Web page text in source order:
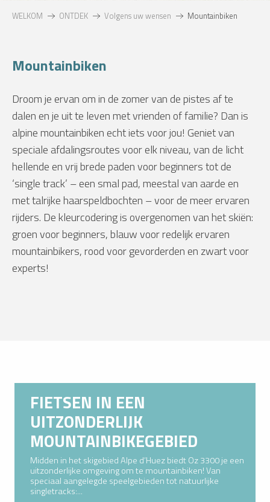
WELKOM ONTDEK Volgens uw wensen Mountainbiken
Mountainbiken
Droom je ervan om in de zomer van de pistes af te
dalen en je uit te leven met vrienden of familie? Dan is
alpine mountainbiken echt iets voor jou! Geniet van
speciale afdalingsroutes voor elk niveau, van de licht
hellende en vrij brede paden voor beginners tot de
‘single track’ – een smal pad, meestal van aarde en
met talrijke haarspeldbochten – voor de meer ervaren
rijders. De kleurcodering is overgenomen van het skiën:
groen voor beginners, blauw voor redelijk ervaren
mountainbikers, rood voor gevorderden en zwart voor
experts!
FIETSEN IN EEN
UITZONDERLIJK
MOUNTAINBIKEGEBIED
Midden in het skigebied Alpe d’Huez biedt Oz 3300 je een
uitzonderlijke omgeving om te mountainbiken! Van
speciaal aangelegde speelgebieden tot natuurlijke
singletracks:...